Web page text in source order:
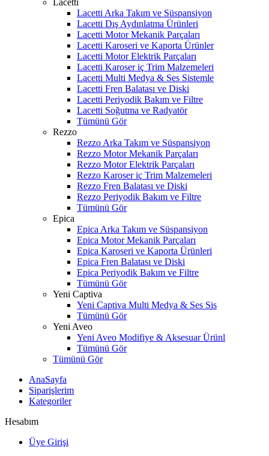
Lacetti
Lacetti Arka Takım ve Süspansiyon
Lacetti Dış Aydınlatma Ürünleri
Lacetti Motor Mekanik Parçaları
Lacetti Karoseri ve Kaporta Ürünler
Lacetti Motor Elektrik Parçaları
Lacetti Karoser iç Trim Malzemeleri
Lacetti Multi Medya & Ses Sistemle
Lacetti Fren Balatası ve Diski
Lacetti Periyodik Bakım ve Filtre
Lacetti Soğutma ve Radyatör
Tümünü Gör
Rezzo
Rezzo Arka Takım ve Süspansiyon
Rezzo Motor Mekanik Parçaları
Rezzo Motor Elektrik Parçaları
Rezzo Karoser iç Trim Malzemeleri
Rezzo Fren Balatası ve Diski
Rezzo Periyodik Bakım ve Filtre
Tümünü Gör
Epica
Epica Arka Takım ve Süspansiyon
Epica Motor Mekanik Parçaları
Epica Karoseri ve Kaporta Ürünleri
Epica Fren Balatası ve Diski
Epica Periyodik Bakım ve Filtre
Tümünü Gör
Yeni Captiva
Yeni Captiva Multi Medya & Ses Sis
Tümünü Gör
Yeni Aveo
Yeni Aveo Modifiye & Aksesuar Ürünl
Tümünü Gör
Tümünü Gör
AnaSayfa
Siparişlerim
Kategoriler
Hesabım
Üye Girişi